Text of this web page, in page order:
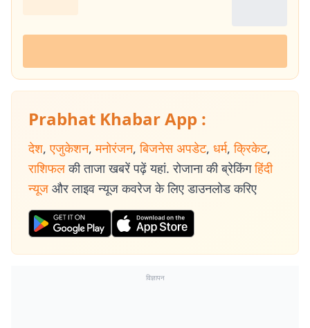
Prabhat Khabar App :
देश, एजुकेशन, मनोरंजन, बिजनेस अपडेट, धर्म, क्रिकेट,
राशिफल की ताजा खबरें पढ़ें यहां. रोजाना की ब्रेकिंग हिंदी
न्यूज और लाइव न्यूज कवरेज के लिए डाउनलोड करिए
विज्ञापन